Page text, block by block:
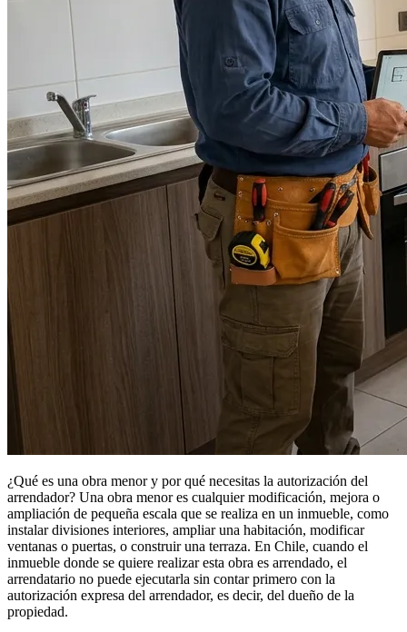
¿Qué es una obra menor y por qué necesitas la autorización del
arrendador? Una obra menor es cualquier modificación, mejora o
ampliación de pequeña escala que se realiza en un inmueble, como
instalar divisiones interiores, ampliar una habitación, modificar
ventanas o puertas, o construir una terraza. En Chile, cuando el
inmueble donde se quiere realizar esta obra es arrendado, el
arrendatario no puede ejecutarla sin contar primero con la
autorización expresa del arrendador, es decir, del dueño de la
propiedad.